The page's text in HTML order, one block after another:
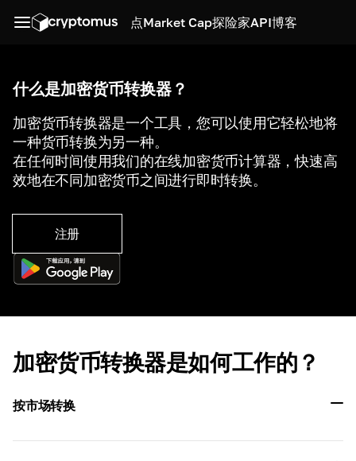
点Market Cap探险家API博客
什么是加密货币转换器？
加密货币转换器是一个工具，您可以使用它轻松地将
一种货币转换为另一种。
在任何时间使用我们的在线加密货币计算器，快速高
效地在不同加密货币之间进行即时转换。
注册
加密货币转换器是如何工作的？
按市场转换